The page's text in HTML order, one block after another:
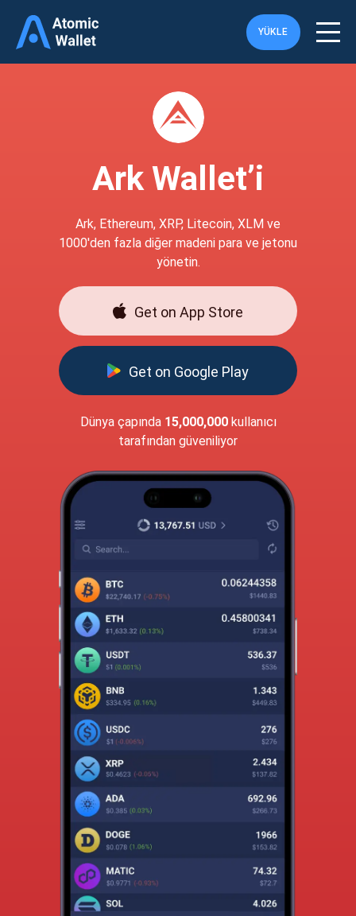
YÜKLE
Ark Wallet’i
Ark, Ethereum, XRP, Litecoin, XLM ve
1000'den fazla diğer madeni para ve jetonu
yönetin.
Get on App Store
Get on Google Play
Dünya çapında 15,000,000kullanıcı
tarafından güveniliyor